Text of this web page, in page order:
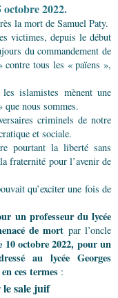
octobre 2022.
la mort de Samuel Paty.
victimes, depuis le début
du commandement de
contre tous les « païens »,
islamistes mènent une
que nous sommes.
criminels de notre
et sociale.
pourtant la liberté sans
fraternité pour l’avenir de
qu’exciter une fois de
un professeurdu lycée
de mort par l’oncle
10 octobre 2022, pour un
au lycée Georges
ces termes :
le sale juif